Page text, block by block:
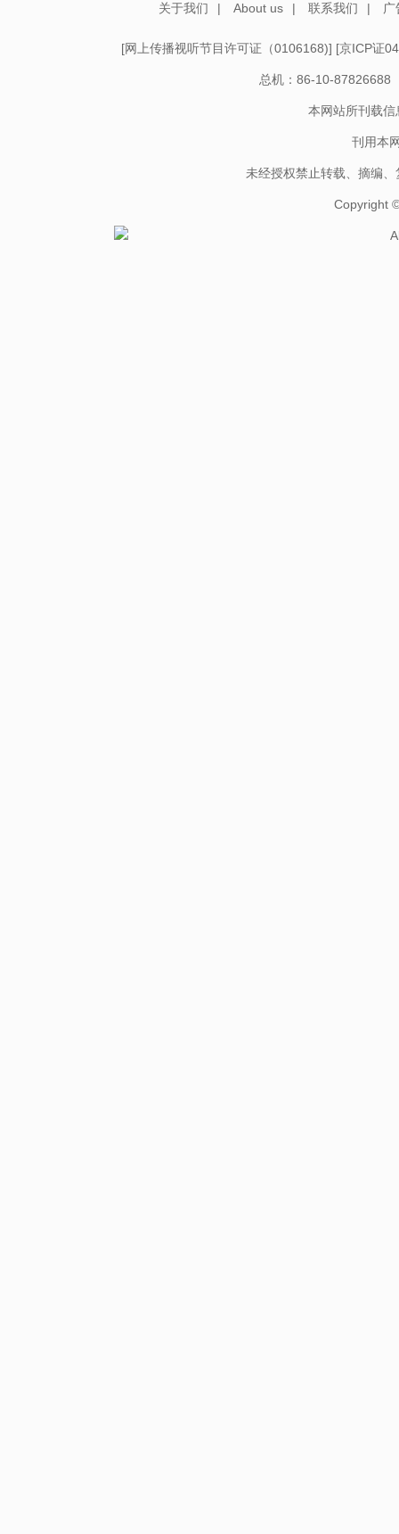
关于我们 | About us | 联系我们 | 广
[网上传播视听节目许可证（0106168)] [京ICP证
总机：86-10-87826688
本网站所刊载
刊用本
未经授权禁止转载、摘编
Copyright